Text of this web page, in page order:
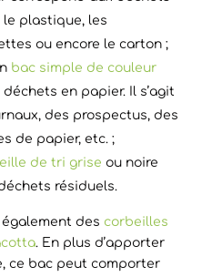
plastique, les
ou encore le carton ;
bac simple de couleur
en papier. Il s’agit
des prospectus, des
de papier, etc. ;
de tri grise ou noire
résiduels.
des corbeilles
. En plus d’apporter
ce bac peut comporter